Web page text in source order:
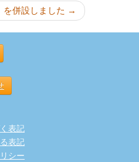
併設しました →
表記
表記
シー